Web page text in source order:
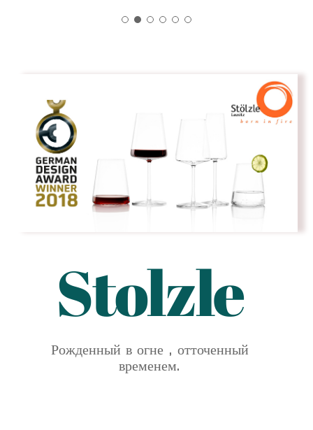
Stolzle
Рожденный в огне , отточенный
временем.